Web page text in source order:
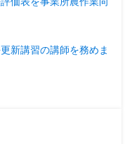
新講習の講師を務めま